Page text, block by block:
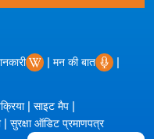
| मन की बात |
| साइट मैप |
| सुरक्षा ऑडिट प्रमाणपत्र